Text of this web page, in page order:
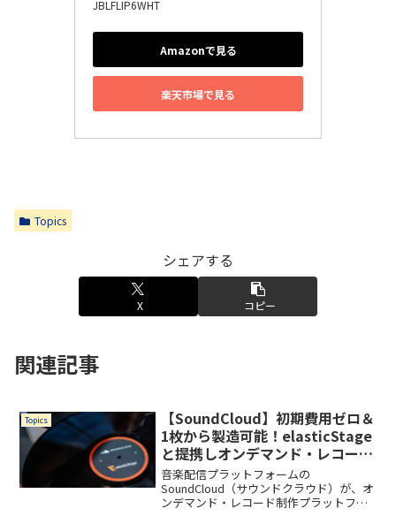
JBLFLIP6WHT
Amazonで見る
楽天市場で見る
Topics
シェアする
X コピー
関連記事
Topics
【SoundCloud】初期費用ゼロ＆
1枚から製造可能！elasticStage
と提携しオンデマンド・レコード
制作サービスを開始
音楽配信プラットフォームの
SoundCloud（サウンドクラウド）が、オ
ンデマンド・レコード制作プラットフォ